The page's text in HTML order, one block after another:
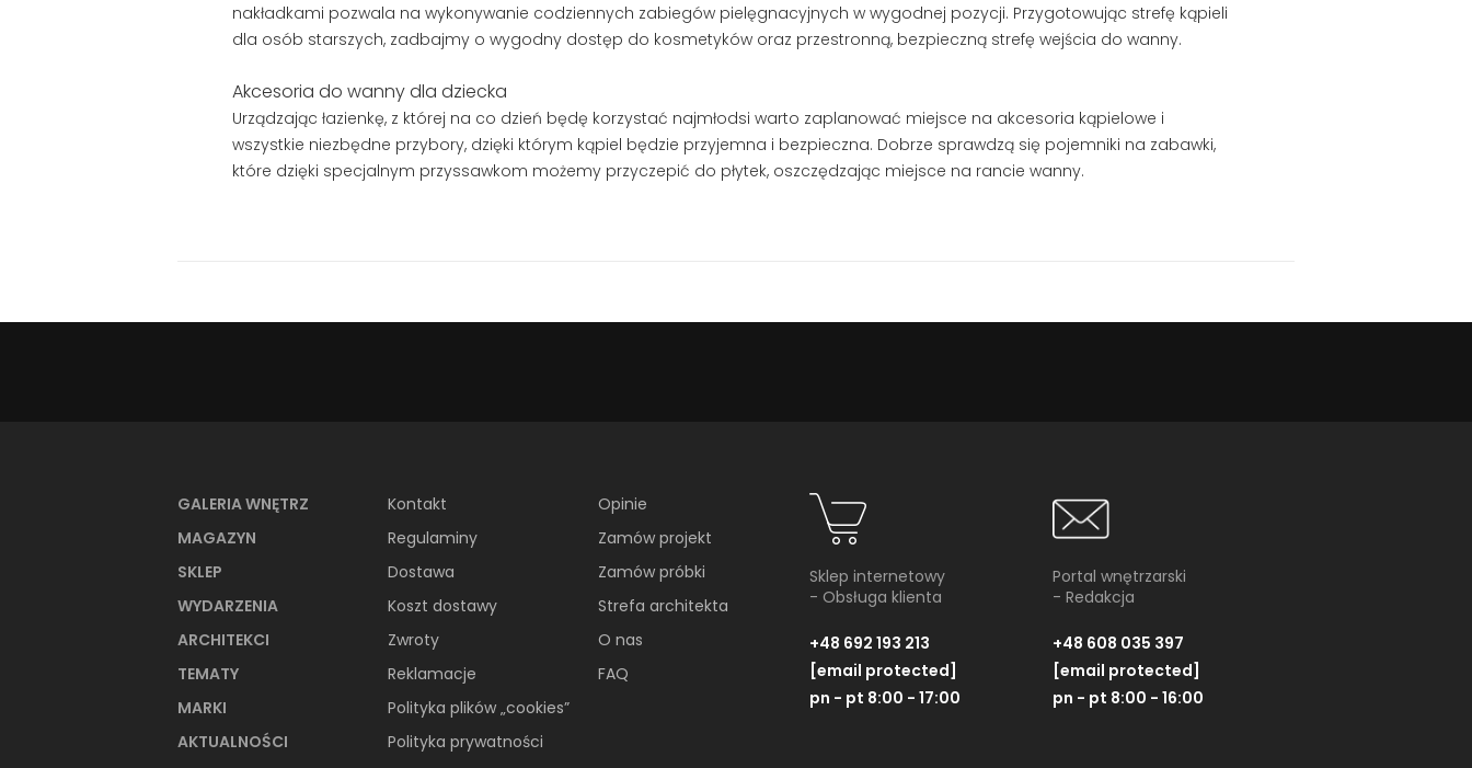
nakładkami pozwala na wykonywanie codziennych zabiegów pielęgnacyjnych w wygodnej pozycji. Przygotowując strefę kąpieli
dla osób starszych, zadbajmy o wygodny dostęp do kosmetyków oraz przestronną, bezpieczną strefę wejścia do wanny.
Akcesoria do wanny dla dziecka
Urządzając łazienkę, z której na co dzień będę korzystać najmłodsi warto zaplanować miejsce na akcesoria kąpielowe i
wszystkie niezbędne przybory, dzięki którym kąpiel będzie przyjemna i bezpieczna. Dobrze sprawdzą się pojemniki na zabawki,
które dzięki specjalnym przyssawkom możemy przyczepić do płytek, oszczędzając miejsce na rancie wanny.
GALERIA WNĘTRZ
MAGAZYN
SKLEP
WYDARZENIA
ARCHITEKCI
TEMATY
MARKI
AKTUALNOŚCI
Kontakt
Regulaminy
Dostawa
Koszt dostawy
Zwroty
Reklamacje
Polityka plików „cookies”
Polityka prywatności
Opinie
Zamów projekt
Zamów próbki
Strefa architekta
O nas
FAQ
Sklep internetowy
- Obsługa klienta
+48 692 193 213
[email protected]
pn - pt 8:00 - 17:00
Portal wnętrzarski
- Redakcja
+48 608 035 397
[email protected]
pn - pt 8:00 - 16:00